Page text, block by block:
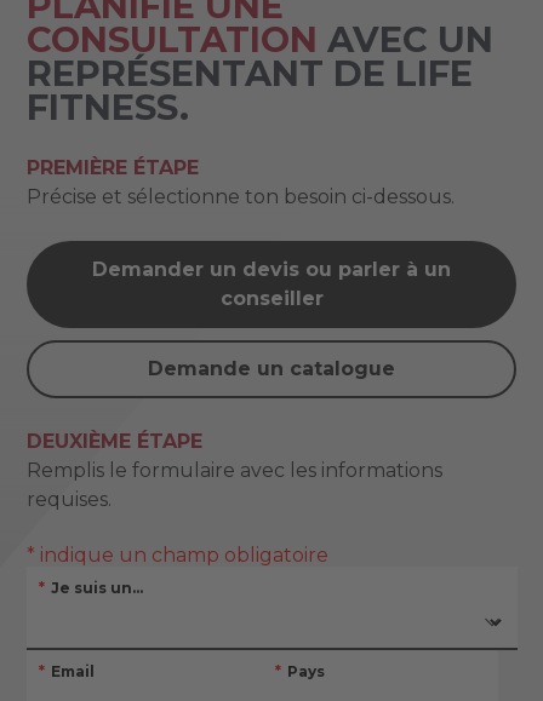
CONSULTATION AVEC UN
REPRÉSENTANT DE LIFE
FITNESS.
PREMIÈRE ÉTAPE
Précise et sélectionne ton besoin ci-dessous.
Demander un devis ou parler à un
conseiller
Demande un catalogue
DEUXIÈME ÉTAPE
Remplis le formulaire avec les informations
requises.